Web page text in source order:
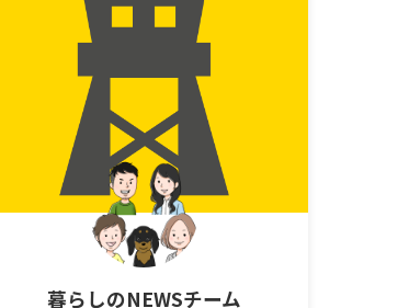
暮らしのNEWSチーム